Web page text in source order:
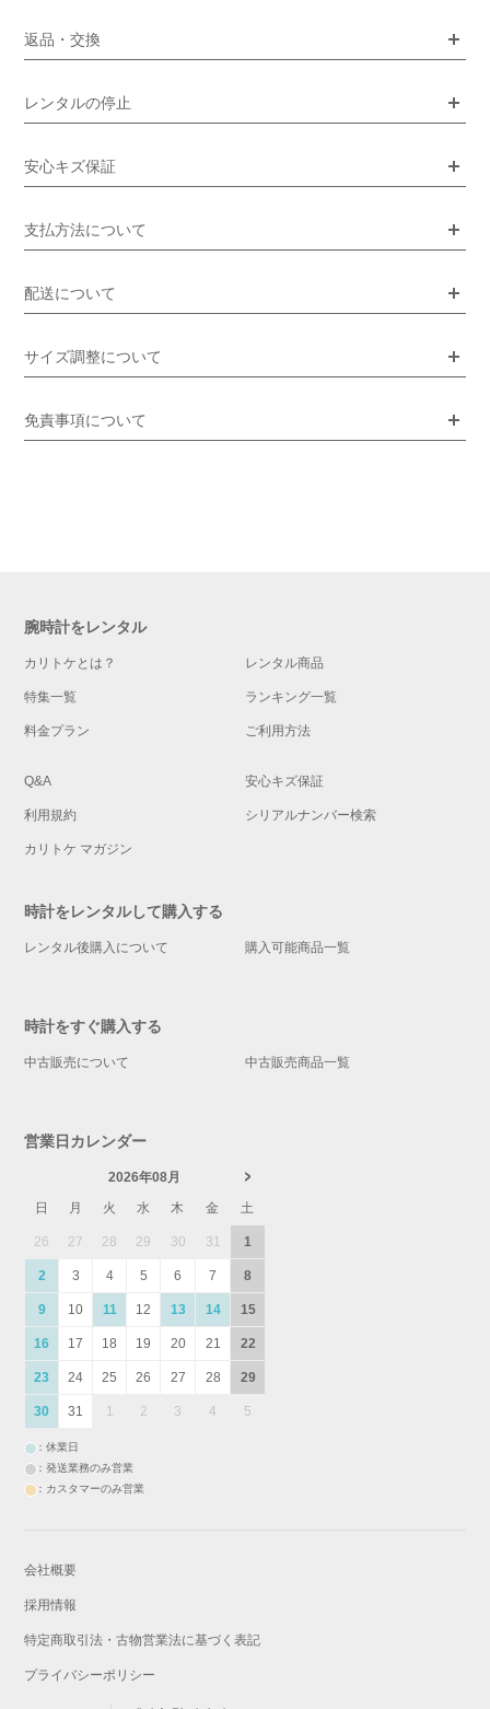
返品・交換
レンタルの停止
安心キズ保証
支払方法について
配送について
サイズ調整について
免責事項について
腕時計をレンタル
カリトケとは？ レンタル商品
特集一覧 ランキング一覧
料金プラン ご利用方法
Q&A 安心キズ保証
利用規約 シリアルナンバー検索
カリトケ マガジン
時計をレンタルして購入する
レンタル後購入について 購入可能商品一覧
時計をすぐ購入する
中古販売について 中古販売商品一覧
営業日カレンダー
2026年08月
日
月 火 水 木 金 土
26 27 28 29 30 31 1
2 3 4 5 6 7 8
9 10 11 12 13 14 15
16 17 18 19 20 21 22
23 24 25 26 27 28 29
30 31 1 2 3 4 5
：休業日
：発送業務のみ営業
：カスタマーのみ営業
会社概要
採用情報
特定商取引法・古物営業法に基づく表記
プライバシーポリシー